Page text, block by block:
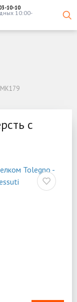
10-10
10:00-
с